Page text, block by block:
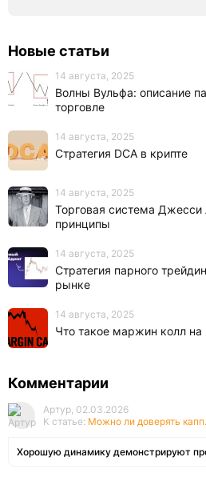
Новые статьи
14 августа, 2025
Волны Вульфа: описание
торговле
14 августа, 2025
Стратегия DCA в крипте
14 августа, 2025
Торговая система
принципы
14 августа, 2025
Стратегия парного
рынке
14 августа, 2025
Что такое маржин колл
Комментарии
Артур, 02.03.2026
К статье: Можно ли доверять
Хорошую динамику демонстрируют